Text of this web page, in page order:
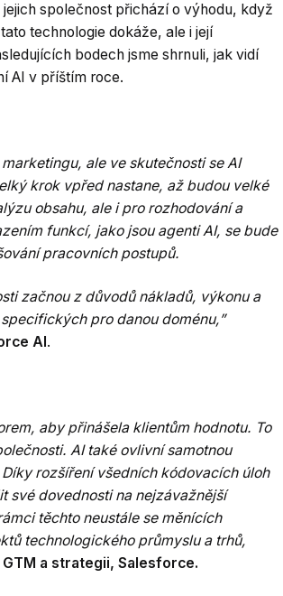
společnost přichází o výhodu, když
technologie dokáže, ale i její
bodech jsme shrnuli, jak vidí
AI v příštím roce.
ale ve skutečnosti se AI
krok vpřed nastane, až budou velké
obsahu, ale i pro rozhodování a
funkcí, jako jsou agenti AI, se bude
pracovních postupů.
začnou z důvodů nákladů, výkonu a
pro danou doménu,”
AI.
aby přinášela klientům hodnotu. To
AI také ovlivní samotnou
rozšíření všedních kódovacích úloh
své dovednosti na nejzávažnější
těchto neustále se měnících
technologického průmyslu a trhů,
a strategii, Salesforce.